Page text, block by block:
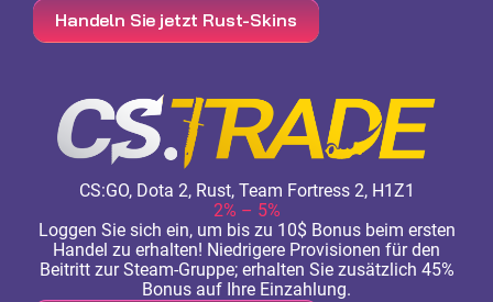
Handeln Sie jetzt Rust-Skins
CS:GO, Dota 2, Rust, Team Fortress 2, H1Z1
2% – 5%
Loggen Sie sich ein, um bis zu 10$ Bonus beim ersten
Handel zu erhalten! Niedrigere Provisionen für den
Beitritt zur Steam-Gruppe; erhalten Sie zusätzlich 45%
Bonus auf Ihre Einzahlung.